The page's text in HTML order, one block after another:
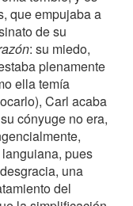
que empujaba a
de su
: su miedo,
plenamente
ella temía
Carl acaba
cónyuge no era,
pues
una
del